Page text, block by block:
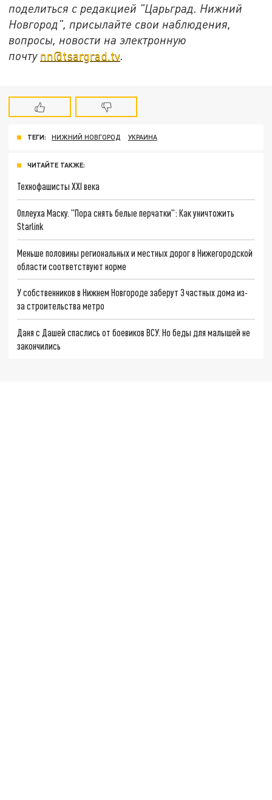
поделиться с редакцией "Царьград. Нижний
Новгород", присылайте свои наблюдения,
вопросы, новости на электронную
почту nn@tsargrad.tv.
ТЕГИ: НИЖНИЙ НОВГОРОД УКРАИНА
ЧИТАЙТЕ ТАКЖЕ:
Технофашисты XXI века
Оплеуха Маску. "Пора снять белые перчатки": Как уничтожить
Starlink
Меньше половины региональных и местных дорог в Нижегородской
области соответствуют норме
У собственников в Нижнем Новгороде заберут 3 частных дома из-
за строительства метро
Даня с Дашей спаслись от боевиков ВСУ. Но беды для малышей не
закончились